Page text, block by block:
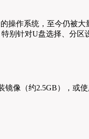
的操作系统，至今仍
别针对U盘选择、分区
像（约2.5GB），或